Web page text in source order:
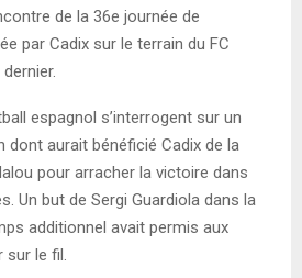
de la 36e journée de
par Cadix sur le terrain du FC
espagnol s’interrogent sur un
dont aurait bénéficié Cadix de la
pour arracher la victoire dans
Un but de Sergi Guardiola dans la
additionnel avait permis aux
sur le fil.